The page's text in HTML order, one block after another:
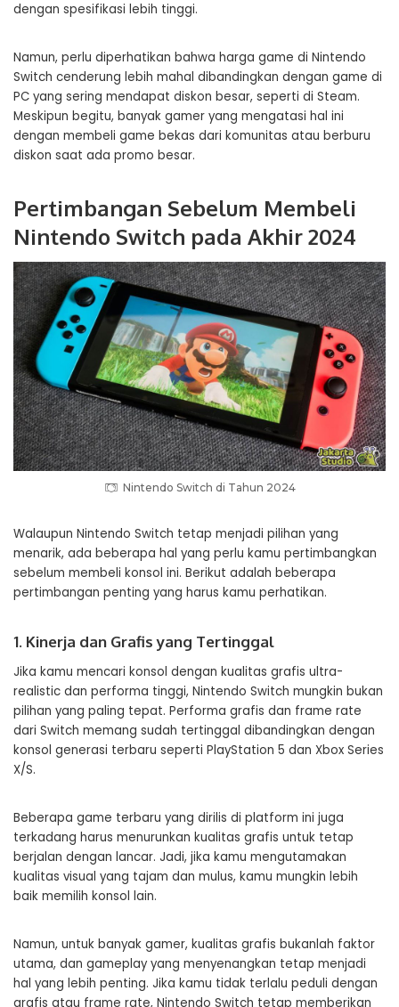
dengan spesifikasi lebih tinggi.
Namun, perlu diperhatikan bahwa harga game di Nintendo
Switch cenderung lebih mahal dibandingkan dengan game di
PC yang sering mendapat diskon besar, seperti di Steam.
Meskipun begitu, banyak gamer yang mengatasi hal ini
dengan membeli game bekas dari komunitas atau berburu
diskon saat ada promo besar.
Pertimbangan Sebelum Membeli
Nintendo Switch pada Akhir 2024
Nintendo Switch di Tahun 2024
Walaupun Nintendo Switch tetap menjadi pilihan yang
menarik, ada beberapa hal yang perlu kamu pertimbangkan
sebelum membeli konsol ini. Berikut adalah beberapa
pertimbangan penting yang harus kamu perhatikan.
1. Kinerja dan Grafis yang Tertinggal
Jika kamu mencari konsol dengan kualitas grafis ultra-
realistic dan performa tinggi, Nintendo Switch mungkin bukan
pilihan yang paling tepat. Performa grafis dan frame rate
dari Switch memang sudah tertinggal dibandingkan dengan
konsol generasi terbaru seperti PlayStation 5 dan Xbox Series
X/S.
Beberapa game terbaru yang dirilis di platform ini juga
terkadang harus menurunkan kualitas grafis untuk tetap
berjalan dengan lancar. Jadi, jika kamu mengutamakan
kualitas visual yang tajam dan mulus, kamu mungkin lebih
baik memilih konsol lain.
Namun, untuk banyak gamer, kualitas grafis bukanlah faktor
utama, dan gameplay yang menyenangkan tetap menjadi
hal yang lebih penting. Jika kamu tidak terlalu peduli dengan
grafis atau frame rate, Nintendo Switch tetap memberikan